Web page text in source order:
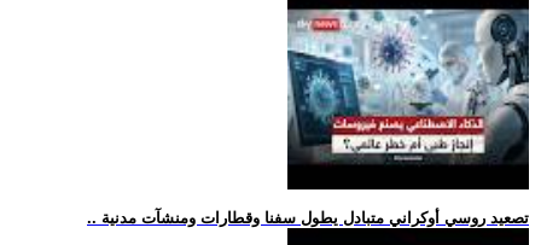
.. تصعيد روسي أوكراني متبادل يطول سفنا وقطارات ومنشآت مدنية